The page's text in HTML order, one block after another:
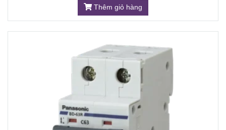
Thêm giỏ hàng